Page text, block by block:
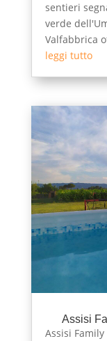
sentieri
verde
Valfabbrica
leggi tutto
Assisi
Assisi